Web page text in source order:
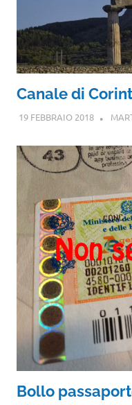
Canale di
19 FEBBRAIO 2018
Bollo